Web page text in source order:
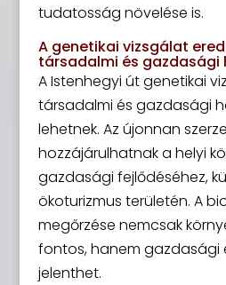
tudatosság növelése is.
A genetikai vizsgálat
társadalmi és gazdasági
A Istenhegyi út genetikai
társadalmi és gazdasági
lehetnek. Az újonnan
hozzájárulhatnak a helyi
gazdasági fejlődéséhez,
ökoturizmus területén. A
megőrzése nemcsak
fontos, hanem gazdasági
jelenthet.